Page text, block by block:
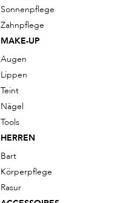
Sonnenpflege
Zahnpflege
MAKE-UP
Augen
Lippen
Teint
Nägel
Tools
HERREN
Bart
Körperpflege
Rasur